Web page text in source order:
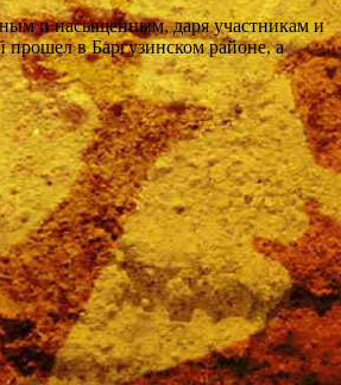
и насыщенным, даря участникам и
прошел в Баргузинском районе, а